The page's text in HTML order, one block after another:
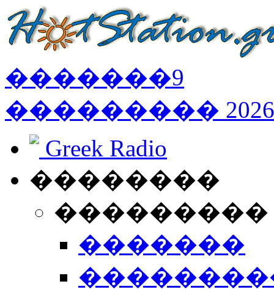
�������9
��������� 2026
Greek Radio
��������
�������